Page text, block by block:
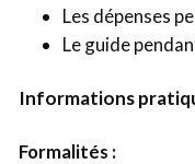
Les dépenses
Le guide
Informations
Formalités :